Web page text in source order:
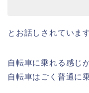
とお話しされています
自転車に乗れる感じ
自転車はごく普通に